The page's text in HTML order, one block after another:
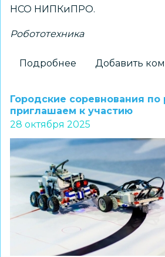
НСО НИПКиПРО.
Робототехника
Подробнее
прошли
соревнования
по
робототехнике
«Инженеры
будущего.
Битва
роботов»
Добавить
Городские соревнования по
приглашаем к участию
28 октября 2025